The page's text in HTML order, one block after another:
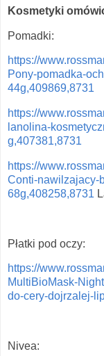
Kosmetyki
Pomadki:
https://
Pony-pomadka-
44g,409869,8731
https://
lanolina-
g,407381,8731
https://
Conti-nawilzajacy-
68g,408258,8731
Płatki pod oczy:
https://
MultiBioMask-
do-cery-dojrzalej-
Nivea: